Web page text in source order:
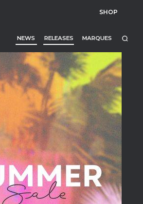
SHOP
NEWS RELEASES MARQUES